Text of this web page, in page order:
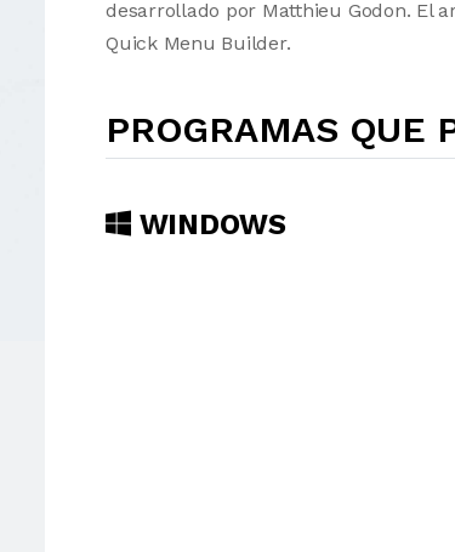
desarrollado por Matthieu Godon. El
Quick Menu Builder.
PROGRAMAS QUE
WINDOWS